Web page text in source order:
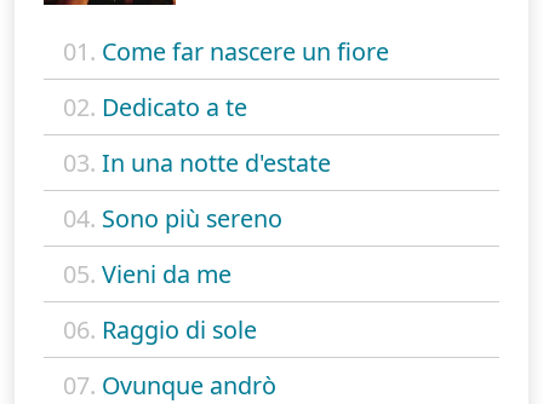
01. Come far nascere un fiore
02. Dedicato a te
03. In una notte d'estate
04. Sono più sereno
05. Vieni da me
06. Raggio di sole
07. Ovunque andrò